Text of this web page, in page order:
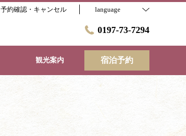
予約確認・キャンセル language
0197-73-7294
観光案内 宿泊予約